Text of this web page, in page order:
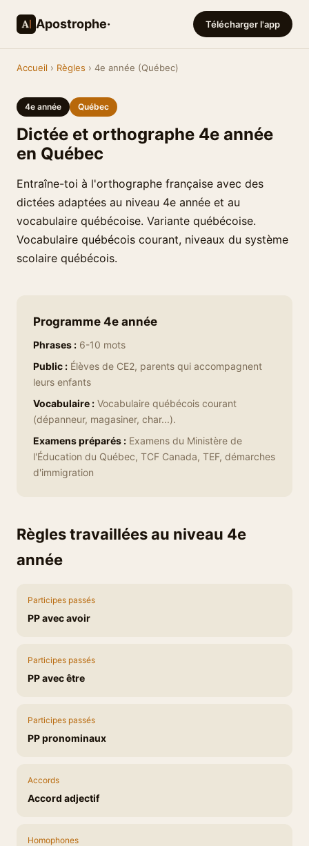
Apostrophe· Télécharger l'app
Accueil › Règles › 4e année (Québec)
4e année Québec
Dictée et orthographe 4e année
en Québec
Entraîne-toi à l'orthographe française avec des
dictées adaptées au niveau 4e année et au
vocabulaire québécoise. Variante québécoise.
Vocabulaire québécois courant, niveaux du système
scolaire québécois.
Programme 4e année
Phrases : 6-10 mots
Public : Élèves de CE2, parents qui accompagnent
leurs enfants
Vocabulaire : Vocabulaire québécois courant
(dépanneur, magasiner, char...).
Examens préparés : Examens du Ministère de
l'Éducation du Québec, TCF Canada, TEF, démarches
d'immigration
Règles travaillées au niveau 4e
année
Participes passés
PP avec avoir
Participes passés
PP avec être
Participes passés
PP pronominaux
Accords
Accord adjectif
Homophones